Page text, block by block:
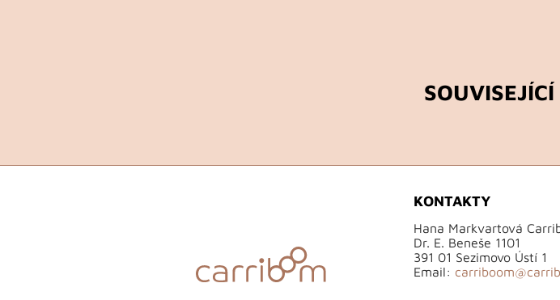
KONTAKTY
Hana Markvartová
Dr. E. Beneše 1101
391 01 Sezimovo Ústí 1
Email: